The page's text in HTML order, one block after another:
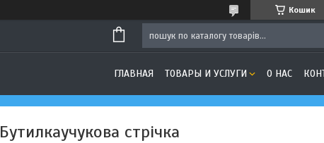
Кошик
ГЛАВНАЯ ТОВАРЫ И УСЛУГИ О НАС
Бутилкаучукова стрічка